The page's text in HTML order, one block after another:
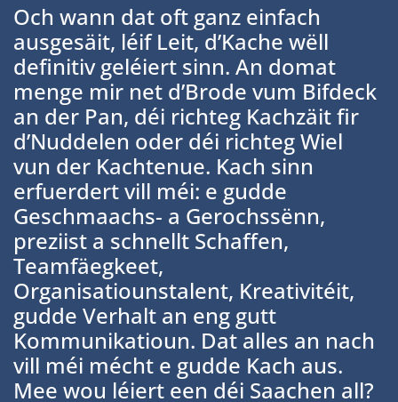
Och wann dat oft ganz einfach
ausgesäit, léif Leit, d’Kache wëll
definitiv geléiert sinn. An domat
menge mir net d’Brode vum Bifdeck
an der Pan, déi richteg Kachzäit fir
d’Nuddelen oder déi richteg Wiel
vun der Kachtenue. Kach sinn
erfuerdert vill méi: e gudde
Geschmaachs- a Gerochssënn,
preziist a schnellt Schaffen,
Teamfäegkeet,
Organisatiounstalent, Kreativitéit,
gudde Verhalt an eng gutt
Kommunikatioun. Dat alles an nach
vill méi mécht e gudde Kach aus.
Mee wou léiert een déi Saachen all?